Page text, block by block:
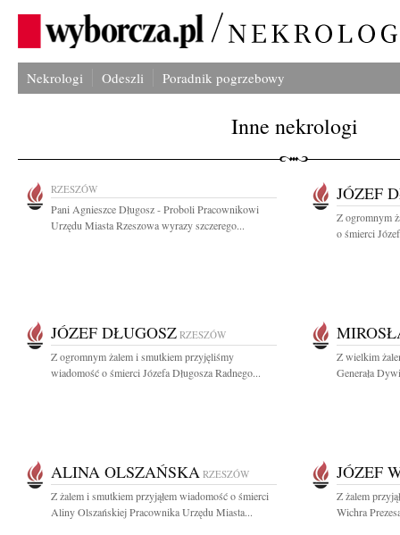
Nekrologi Odeszli Poradnik pogrzebowy
Inne nekrologi
RZESZÓW
Pani Agnieszce Długosz - Proboli Pracownikowi
Urzędu Miasta Rzeszowa wyrazy szczerego...
JÓZEF
Z ogromnym
o śmierci
JÓZEF DŁUGOSZ RZESZÓW
Z ogromnym żalem i smutkiem przyjęliśmy
wiadomość o śmierci Józefa Długosza Radnego...
Z wielkim
Generała
ALINA OLSZAŃSKA RZESZÓW
Z żalem i smutkiem przyjąłem wiadomość o śmierci
Aliny Olszańskiej Pracownika Urzędu Miasta...
JÓZEF
Z żalem
Wichra